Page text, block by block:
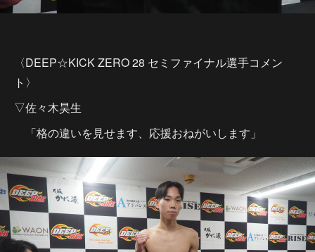
〈DEEP☆KICK ZERO 28 セミファイナル選手コメン
ト〉
▽佐々木昊生
「格の違いを見せます、応援おねがいします」